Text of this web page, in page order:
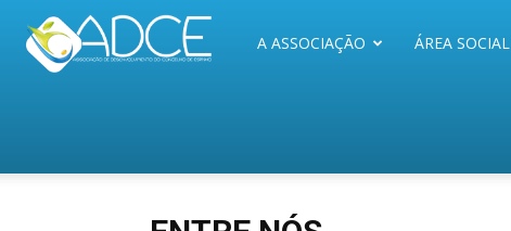
ADCE
A ASSOCIAÇÃO ÁREA SOCIAL